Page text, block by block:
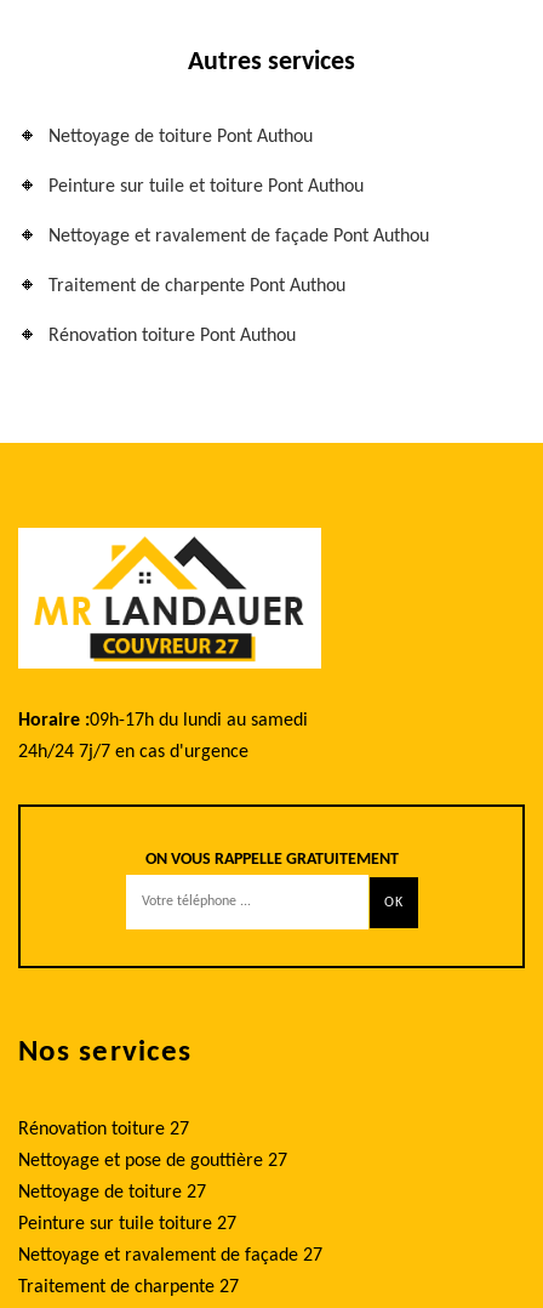
Autres services
Nettoyage de toiture Pont Authou
Peinture sur tuile et toiture Pont Authou
Nettoyage et ravalement de façade Pont Authou
Traitement de charpente Pont Authou
Rénovation toiture Pont Authou
Horaire :09h-17h du lundi au samedi
24h/24 7j/7 en cas d'urgence
ON VOUS RAPPELLE GRATUITEMENT
Nos services
Rénovation toiture 27
Nettoyage et pose de gouttière 27
Nettoyage de toiture 27
Peinture sur tuile toiture 27
Nettoyage et ravalement de façade 27
Traitement de charpente 27